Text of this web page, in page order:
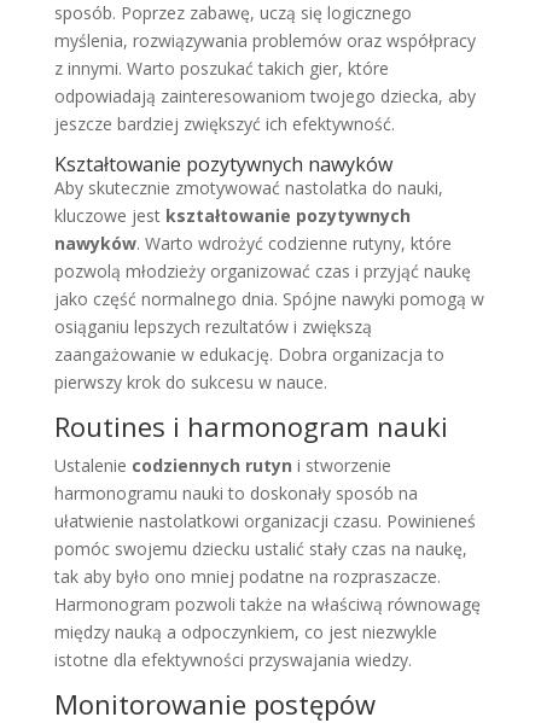
sposób. Poprzez zabawę, uczą się logicznego
myślenia, rozwiązywania problemów oraz współpracy
z innymi. Warto poszukać takich gier, które
odpowiadają zainteresowaniom twojego dziecka, aby
jeszcze bardziej zwiększyć ich efektywność.
Kształtowanie pozytywnych nawyków
Aby skutecznie zmotywować nastolatka do nauki,
kluczowe jest kształtowanie pozytywnych
nawyków. Warto wdrożyć codzienne rutyny, które
pozwolą młodzieży organizować czas i przyjąć naukę
jako część normalnego dnia. Spójne nawyki pomogą w
osiąganiu lepszych rezultatów i zwiększą
zaangażowanie w edukację. Dobra organizacja to
pierwszy krok do sukcesu w nauce.
Routines i harmonogram nauki
Ustalenie codziennych rutyn i stworzenie
harmonogramu nauki to doskonały sposób na
ułatwienie nastolatkowi organizacji czasu. Powinieneś
pomóc swojemu dziecku ustalić stały czas na naukę,
tak aby było ono mniej podatne na rozpraszacze.
Harmonogram pozwoli także na właściwą równowagę
między nauką a odpoczynkiem, co jest niezwykle
istotne dla efektywności przyswajania wiedzy.
Monitorowanie postępów